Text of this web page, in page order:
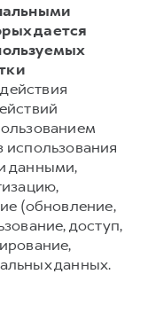
дается
использования
данными,
(обновление,
доступ,
данных.